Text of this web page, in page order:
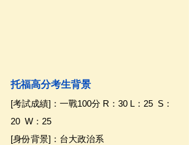
托福高分考生背景
[考試成績]：一戰100分 R：30 L：25  S：
20  W：25
[身份背景]：台大政治系